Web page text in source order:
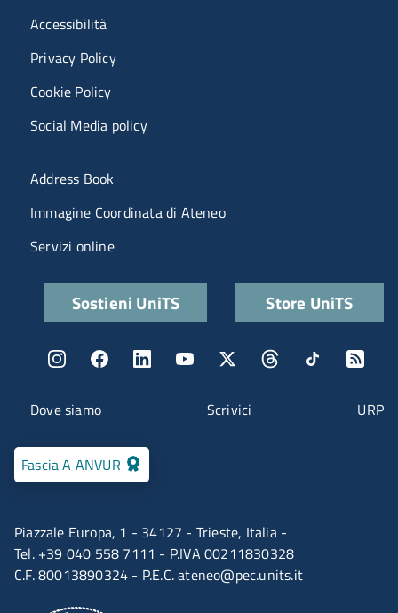
Piazzale Europa, 1 - 34127 - Trieste, Italia -
Tel. +39 040 558 7111 - P.IVA 00211830328
C.F. 80013890324 - P.E.C.ateneo@pec.units.it
Fascia A ANVUR
Menu contatti
Dove siamo Scrivici URP
Menù riferimenti
Accessibilità
Privacy Policy
Cookie Policy
Social Media policy
Menu portale
Address Book
Immagine Coordinata di Ateneo
Servizi online
Quick linksSostieni UniTS Store UniTS
Menu social